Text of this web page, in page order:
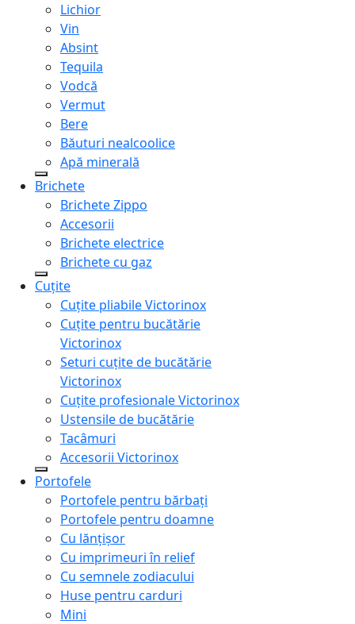
Lichior
Vin
Absint
Tequila
Vodcă
Vermut
Bere
Băuturi nealcoolice
Apă minerală
Brichete
Brichete Zippo
Accesorii
Brichete electrice
Brichete cu gaz
Cuțite
Cuțite pliabile Victorinox
Cuțite pentru bucătărie
Victorinox
Seturi cuțite de bucătărie
Victorinox
Cuțite profesionale Victorinox
Ustensile de bucătărie
Tacâmuri
Accesorii Victorinox
Portofele
Portofele pentru bărbați
Portofele pentru doamne
Cu lănțișor
Cu imprimeuri în relief
Cu semnele zodiacului
Huse pentru carduri
Mini